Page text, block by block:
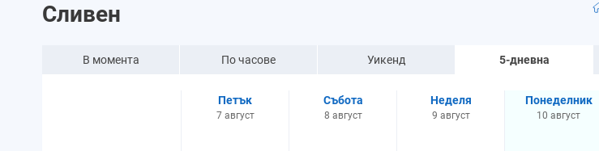
Сливен
В момента По часове Уикенд 5-дневна
Петък
7 август
Събота
8 август
Неделя
9 август
Понеделник
10 август